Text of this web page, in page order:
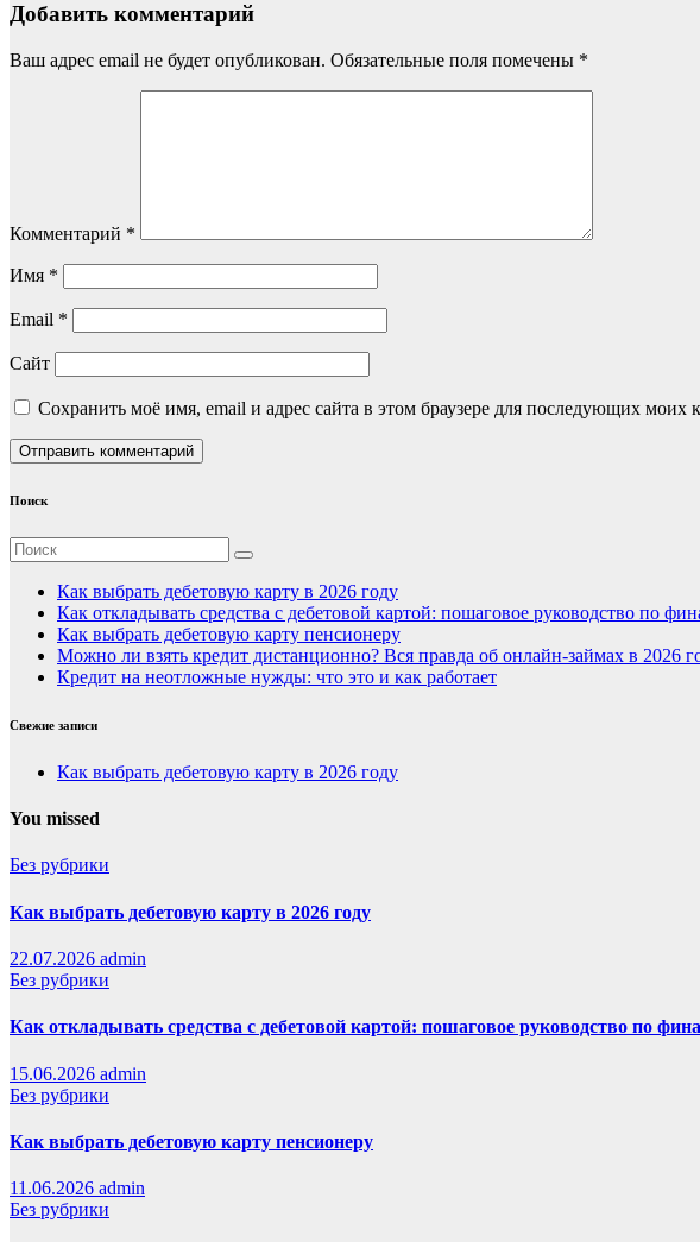
Добавить комментарий
Ваш адрес email не будет опубликован. Обязательные поля помечены *
Комментарий *
Имя *
Email *
Сайт
Сохранить моё имя, email и адрес сайта в этом браузере для последующих моих
Поиск
Как выбрать дебетовую карту в 2026 году
Как откладывать средства с дебетовой картой: пошаговое руководство по
Как выбрать дебетовую карту пенсионеру
Можно ли взять кредит дистанционно? Вся правда об онлайн-займах в 2026
Кредит на неотложные нужды: что это и как работает
Свежие записи
Как выбрать дебетовую карту в 2026 году
You missed
Без рубрики
Как выбрать дебетовую карту в 2026 году
22.07.2026 admin
Без рубрики
Как откладывать средства с дебетовой картой: пошаговое руководство по
15.06.2026 admin
Без рубрики
Как выбрать дебетовую карту пенсионеру
11.06.2026 admin
Без рубрики